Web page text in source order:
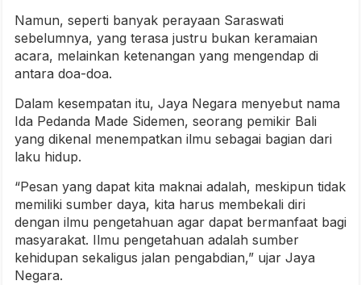
Namun, seperti banyak perayaan Saraswati
sebelumnya, yang terasa justru bukan keramaian
acara, melainkan ketenangan yang mengendap di
antara doa-doa.
Dalam kesempatan itu, Jaya Negara menyebut nama
Ida Pedanda Made Sidemen, seorang pemikir Bali
yang dikenal menempatkan ilmu sebagai bagian dari
laku hidup.
“Pesan yang dapat kita maknai adalah, meskipun tidak
memiliki sumber daya, kita harus membekali diri
dengan ilmu pengetahuan agar dapat bermanfaat bagi
masyarakat. Ilmu pengetahuan adalah sumber
kehidupan sekaligus jalan pengabdian,” ujar Jaya
Negara.